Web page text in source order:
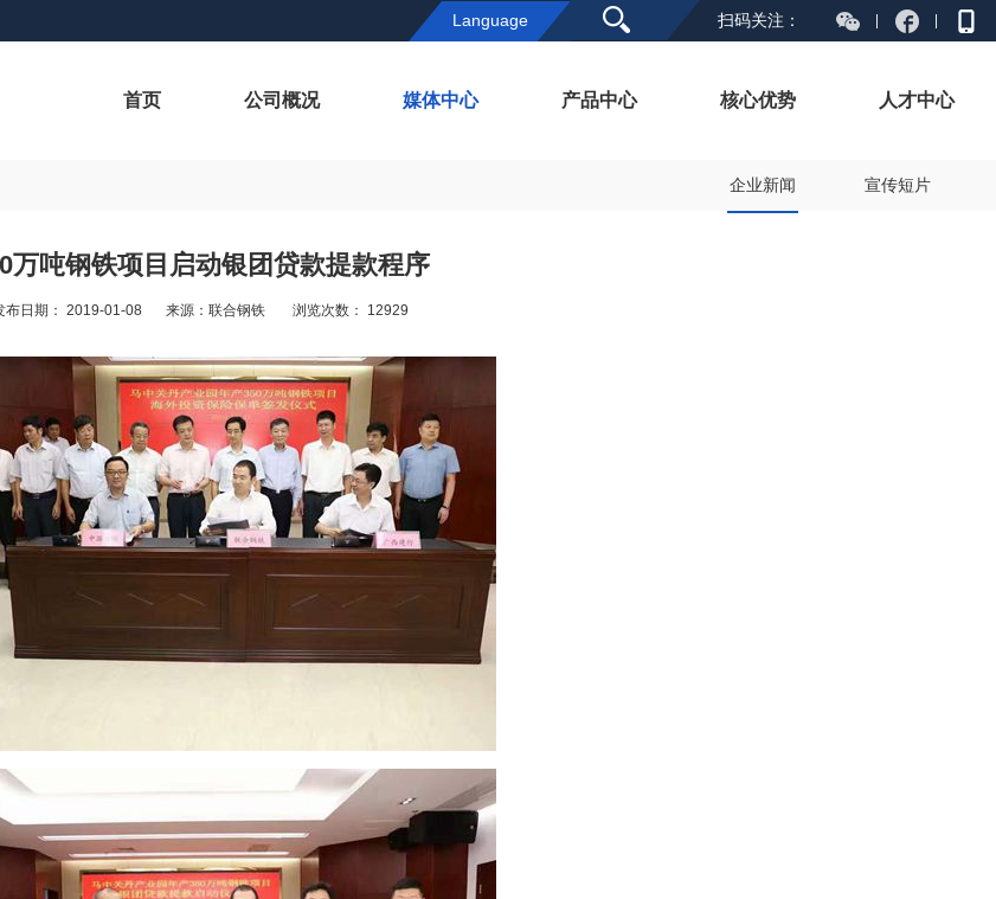
Language 扫码关注：
首页 公司概况 媒体中心 产品中心 核心优势 人才中心
企业新闻 宣传短片
万吨钢铁项目启动银团贷款提款程序
布日期： 2019-01-08 来源：联合钢铁 浏览次数： 12929